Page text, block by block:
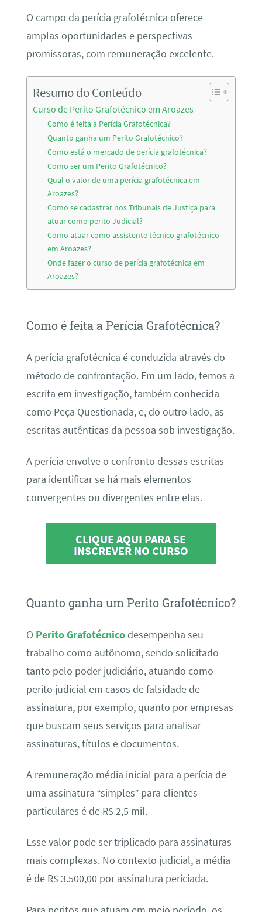
O campo da perícia grafotécnica oferece
amplas oportunidades e perspectivas
promissoras, com remuneração excelente.
Resumo do Conteúdo
Curso de Perito Grafotécnico em Aroazes
Como é feita a Perícia Grafotécnica?
Quanto ganha um Perito Grafotécnico?
Como está o mercado de perícia grafotécnica?
Como ser um Perito Grafotécnico?
Qual o valor de uma perícia grafotécnica em
Aroazes?
Como se cadastrar nos Tribunais de Justiça para
atuar como perito Judicial?
Como atuar como assistente técnico grafotécnico
em Aroazes?
Onde fazer o curso de perícia grafotécnica em
Aroazes?
Como é feita a Perícia Grafotécnica?
A perícia grafotécnica é conduzida através do
método de confrontação. Em um lado, temos a
escrita em investigação, também conhecida
como Peça Questionada, e, do outro lado, as
escritas autênticas da pessoa sob investigação.
A perícia envolve o confronto dessas escritas
para identificar se há mais elementos
convergentes ou divergentes entre elas.
CLIQUE AQUI PARA SE
INSCREVER NO CURSO
Quanto ganha um Perito Grafotécnico?
O Perito Grafotécnicodesempenha seu
trabalho como autônomo, sendo solicitado
tanto pelo poder judiciário, atuando como
perito judicial em casos de falsidade de
assinatura, por exemplo, quanto por empresas
que buscam seus serviços para analisar
assinaturas, títulos e documentos.
A remuneração média inicial para a perícia de
uma assinatura “simples” para clientes
particulares é de R$ 2,5 mil.
Esse valor pode ser triplicado para assinaturas
mais complexas. No contexto judicial, a média
é de R$ 3.500,00 por assinatura periciada.